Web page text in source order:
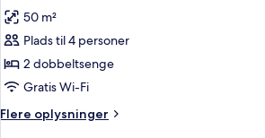
billeder
af
Lejlighed
-
1
soveværelse
50 m²
Plads til 4 personer
2 dobbeltsenge
Gratis Wi-Fi
Flere oplysninger
Flere